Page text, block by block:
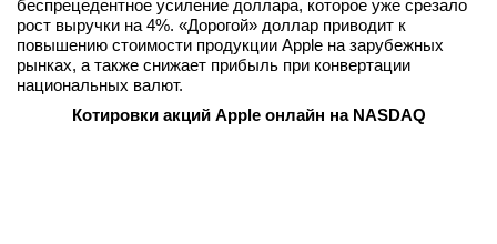
беспрецедентное усиление доллара, которое уже срезало
рост выручки на 4%. «Дорогой» доллар приводит к
повышению стоимости продукции Apple на зарубежных
рынках, а также снижает прибыль при конвертации
национальных валют.
Котировки акций Apple онлайн на NASDAQ